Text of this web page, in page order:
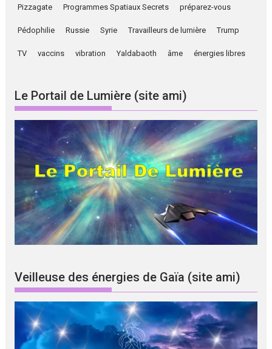
Pizzagate Programmes Spatiaux Secrets préparez-vous
Pédophilie Russie Syrie Travailleurs de lumière Trump
TV vaccins vibration Yaldabaoth âme énergies libres
Le Portail de Lumière (site ami)
Veilleuse des énergies de Gaïa (site ami)